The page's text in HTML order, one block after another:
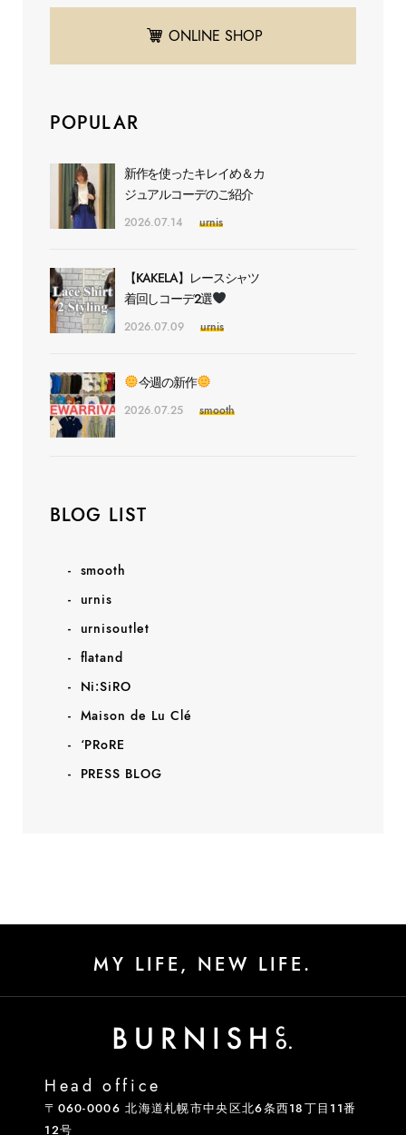
ONLINE SHOP
POPULAR
新作を使ったキレイめ＆カ
ジュアルコーデのご紹介
2026.07.14 urnis
【KAKELA】レースシャツ
着回しコーデ2選
2026.07.09 urnis
今週の新作
2026.07.25 smooth
BLOG LIST
smooth
urnis
urnisoutlet
flatand
Ni:SiRO
Maison de Lu Clé
‘PRoRE
PRESS BLOG
MY LIFE, NEW LIFE.
Head office
〒060-0006 北海道札幌市中央区北6条西18丁目11番
12号